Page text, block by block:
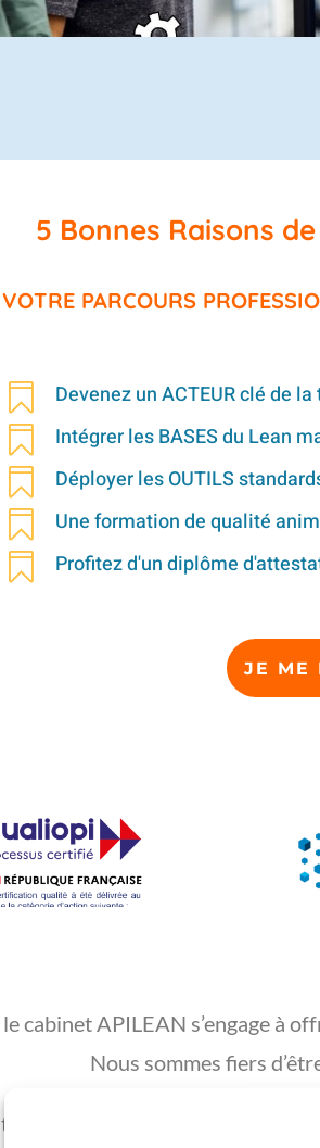
5 Bonnes Raisons
PARCOURS
 Devenez un ACTEUR clé de
 Intégrer les BASES du Lean
 Déployer les OUTILS
 Une formation de qualité
 Profitez d'un diplôme
JE ME
cabinet APILEAN s’engage à
Nous sommes fiers
Green Belt Lean